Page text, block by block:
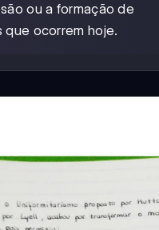
ou a formação de
que ocorrem hoje.